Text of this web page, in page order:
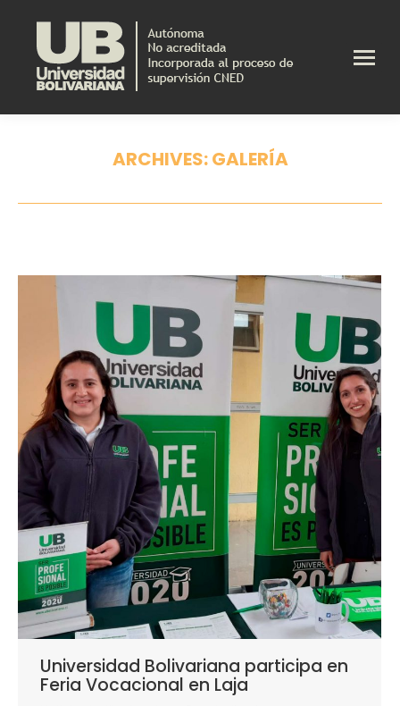
ARCHIVES:GALERÍA
Universidad Bolivariana participa en
Feria Vocacional en Laja